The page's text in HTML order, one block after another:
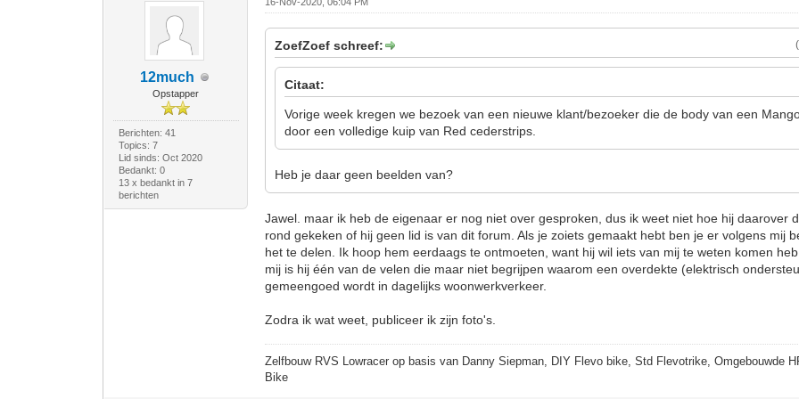
12much
Opstapper
Berichten: 41
Topics: 7
Lid sinds: Oct 2020
Bedankt: 0
13 x bedankt in 7
berichten
ZoefZoef schreef:
Citaat:
Vorige week kregen we bezoek van een nieuwe klant/bezoeker die de body van een
door een volledige kuip van Red cederstrips.
Heb je daar geen beelden van?
Jawel. maar ik heb de eigenaar er nog niet over gesproken, dus ik weet niet hoe hij daarover
rond gekeken of hij geen lid is van dit forum. Als je zoiets gemaakt hebt ben je er volgens mij
het te delen. Ik hoop hem eerdaags te ontmoeten, want hij wil iets van mij te weten komen
mij is hij één van de velen die maar niet begrijpen waarom een overdekte (elektrisch
gemeengoed wordt in dagelijks woonwerkverkeer.
Zodra ik wat weet, publiceer ik zijn foto's.
Zelfbouw RVS Lowracer op basis van Danny Siepman, DIY Flevo bike, Std Flevotrike, Omgebouwde
Bike